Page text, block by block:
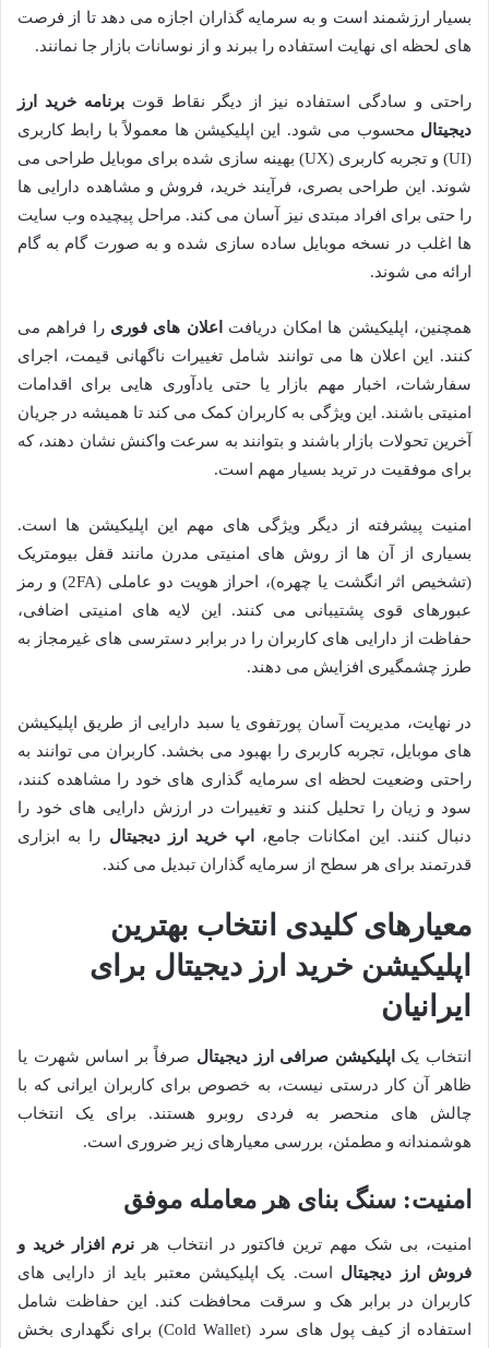
بسیار ارزشمند است و به سرمایه گذاران اجازه می دهد تا از فرصت
های لحظه ای نهایت استفاده را ببرند و از نوسانات بازار جا نمانند.
راحتی و سادگی استفاده نیز از دیگر نقاط قوت برنامه خرید ارز
دیجیتال محسوب می شود. این اپلیکیشن ها معمولاً با رابط کاربری
(UI) و تجربه کاربری (UX) بهینه سازی شده برای موبایل طراحی می
شوند. این طراحی بصری، فرآیند خرید، فروش و مشاهده دارایی ها
را حتی برای افراد مبتدی نیز آسان می کند. مراحل پیچیده وب سایت
ها اغلب در نسخه موبایل ساده سازی شده و به صورت گام به گام
ارائه می شوند.
همچنین، اپلیکیشن ها امکان دریافت اعلان های فوری را فراهم می
کنند. این اعلان ها می توانند شامل تغییرات ناگهانی قیمت، اجرای
سفارشات، اخبار مهم بازار یا حتی یادآوری هایی برای اقدامات
امنیتی باشند. این ویژگی به کاربران کمک می کند تا همیشه در جریان
آخرین تحولات بازار باشند و بتوانند به سرعت واکنش نشان دهند، که
برای موفقیت در ترید بسیار مهم است.
امنیت پیشرفته از دیگر ویژگی های مهم این اپلیکیشن ها است.
بسیاری از آن ها از روش های امنیتی مدرن مانند قفل بیومتریک
(تشخیص اثر انگشت یا چهره)، احراز هویت دو عاملی (2FA) و رمز
عبورهای قوی پشتیبانی می کنند. این لایه های امنیتی اضافی،
حفاظت از دارایی های کاربران را در برابر دسترسی های غیرمجاز به
طرز چشمگیری افزایش می دهند.
در نهایت، مدیریت آسان پورتفوی یا سبد دارایی از طریق اپلیکیشن
های موبایل، تجربه کاربری را بهبود می بخشد. کاربران می توانند به
راحتی وضعیت لحظه ای سرمایه گذاری های خود را مشاهده کنند،
سود و زیان را تحلیل کنند و تغییرات در ارزش دارایی های خود را
دنبال کنند. این امکانات جامع،
اپ خرید ارز دیجیتال را به ابزاری
قدرتمند برای هر سطح از سرمایه گذاران تبدیل می کند.
معیارهای کلیدی انتخاب بهترین
اپلیکیشن خرید ارز دیجیتال برای
ایرانیان
انتخاب یک اپلیکیشن صرافی ارز دیجیتال صرفاً بر اساس شهرت یا
ظاهر آن کار درستی نیست، به خصوص برای کاربران ایرانی که با
چالش های منحصر به فردی روبرو هستند. برای یک انتخاب
هوشمندانه و مطمئن، بررسی معیارهای زیر ضروری است.
امنیت: سنگ بنای هر معامله موفق
امنیت، بی شک مهم ترین فاکتور در انتخاب هر نرم افزار خرید و
فروش ارز دیجیتال است. یک اپلیکیشن معتبر باید از دارایی های
کاربران در برابر هک و سرقت محافظت کند. این حفاظت شامل
استفاده از کیف پول های سرد (Cold Wallet) برای نگهداری بخش